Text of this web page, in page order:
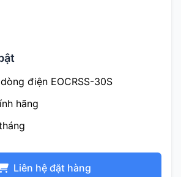
điện EOCRSS-30S
hãng
Liên hệ đặt hàng